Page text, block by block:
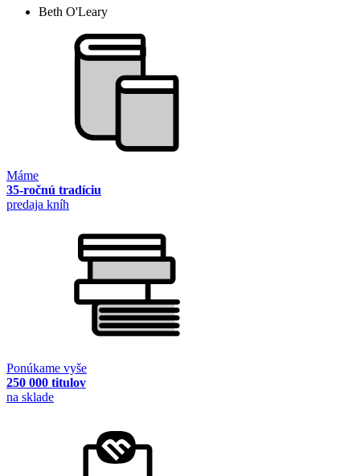
Beth O'Leary
Máme
35-ročnú tradíciu
predaja kníh
Ponúkame vyše
250 000 titulov
na sklade